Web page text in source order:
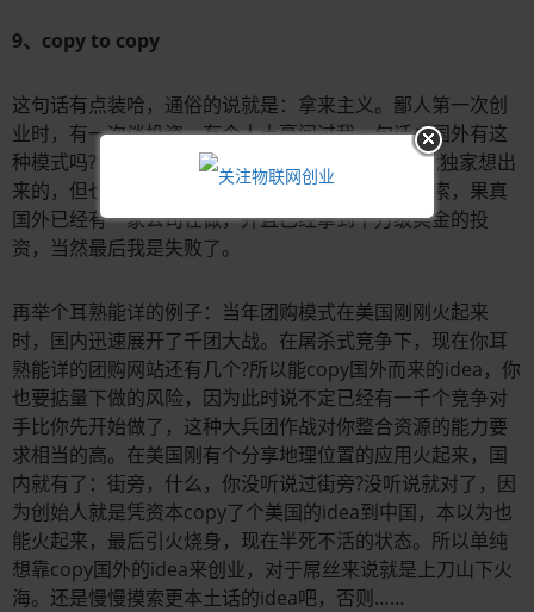
9、copy to copy
这句话有点装哈，通俗的说就是：拿来主义。鄙人第一次创
业时，有一次谈投资，有个人土豪问过我一句话：国外有这
种模式吗?我当时还真被问住了，虽然这个idea是我独家想出
来的，但也不排除国外已经有人做了，于是乎一搜索，果真
国外已经有一家公司在做，并且已经拿到千万级美金的投
资，当然最后我是失败了。
再举个耳熟能详的例子：当年团购模式在美国刚刚火起来
时，国内迅速展开了千团大战。在屠杀式竞争下，现在你耳
熟能详的团购网站还有几个?所以能copy国外而来的idea，你
也要掂量下做的风险，因为此时说不定已经有一千个竞争对
手比你先开始做了，这种大兵团作战对你整合资源的能力要
求相当的高。在美国刚有个分享地理位置的应用火起来，国
内就有了：街旁，什么，你没听说过街旁?没听说就对了，因
为创始人就是凭资本copy了个美国的idea到中国，本以为也
能火起来，最后引火烧身，现在半死不活的状态。所以单纯
想靠copy国外的idea来创业，对于屌丝来说就是上刀山下火
海。还是慢慢摸索更本土话的idea吧，否则……